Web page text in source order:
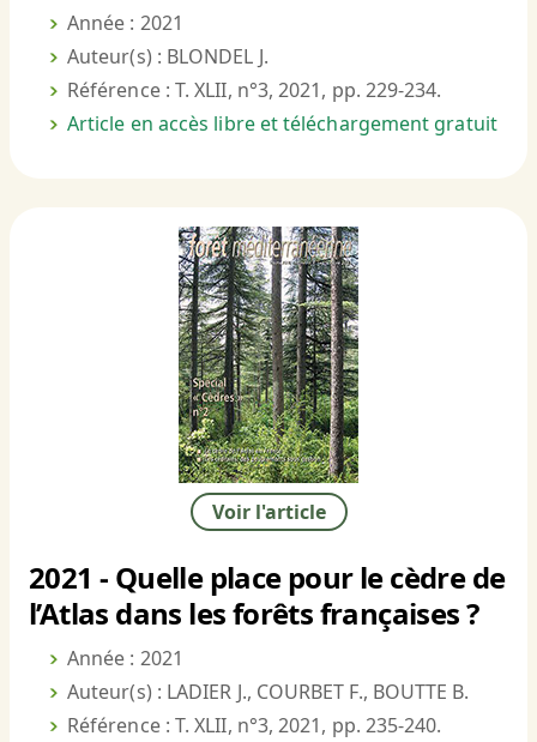
Année : 2021
Auteur(s) : BLONDEL J.
Référence : T. XLII, n°3, 2021, pp. 229-234.
Article en accès libre et téléchargement gratuit
Voir l'article
2021 - Quelle place pour le cèdre de
l’Atlas dans les forêts françaises ?
Année : 2021
Auteur(s) : LADIER J., COURBET F., BOUTTE B.
Référence : T. XLII, n°3, 2021, pp. 235-240.